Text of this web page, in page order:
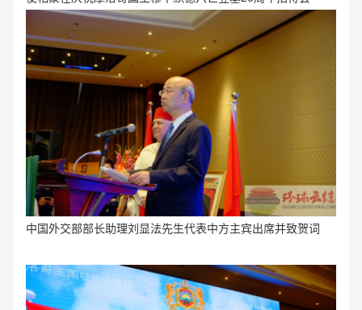
中国外交部部长助理刘显法先生代表中方主宾出席并致贺词